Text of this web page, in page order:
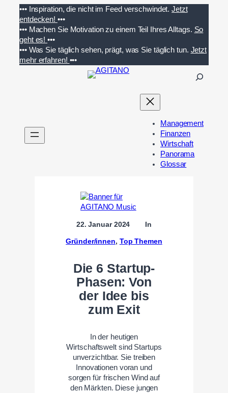
Inhalt
springen
••• Inspiration, die nicht im Feed verschwindet. Jetzt
entdecken! •••
••• Machen Sie Motivation zu einem Teil Ihres Alltags. So
geht es!•••
••• Was Sie täglich sehen, prägt, was Sie täglich tun. Jetzt
mehr erfahren! •••
n
Management
Finanzen
Wirtschaft
Panorama
Glossar
22. Januar 2024 In
Gründer/innen, Top Themen
Die 6 Startup-
Phasen: Von
der Idee bis
zum Exit
In der heutigen
Wirtschaftswelt sind Startups
unverzichtbar. Sie treiben
Innovationen voran und
sorgen für frischen Wind auf
den Märkten. Diese jungen